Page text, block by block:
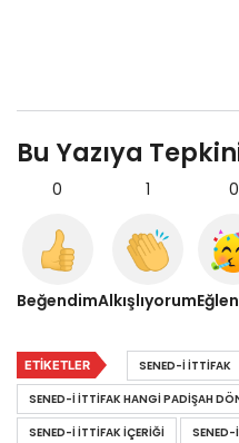
Bu Yazıya
0
Beğendim
1
Alkışlıyorum
0
ETIKETLER SENED-I İTTIFAK
SENED-I İTTIFAK HANGI PADIŞAH
SENED-I İTTIFAK IÇERIĞI
SENED-